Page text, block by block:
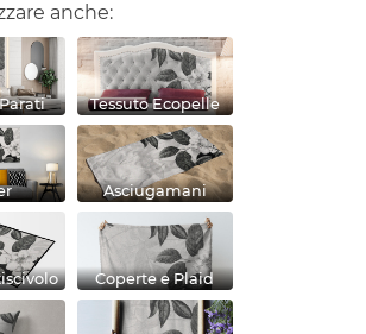
anche:
Tessuto Ecopelle
Asciugamani
Coperte e Plaid